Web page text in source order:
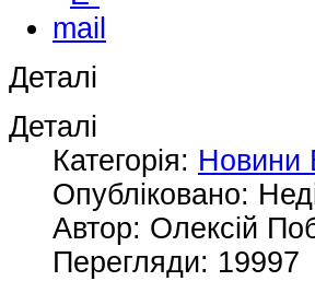
Деталі
Деталі
Категорія: Новини
Опубліковано:
Автор: Олексій
Перегляди: 19997